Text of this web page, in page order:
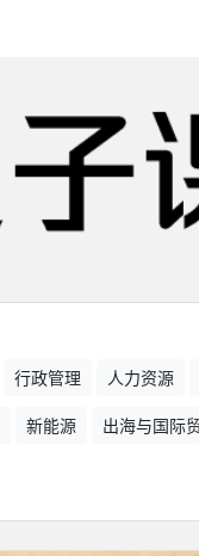
行政管理 人力资源
新能源 出海与国际